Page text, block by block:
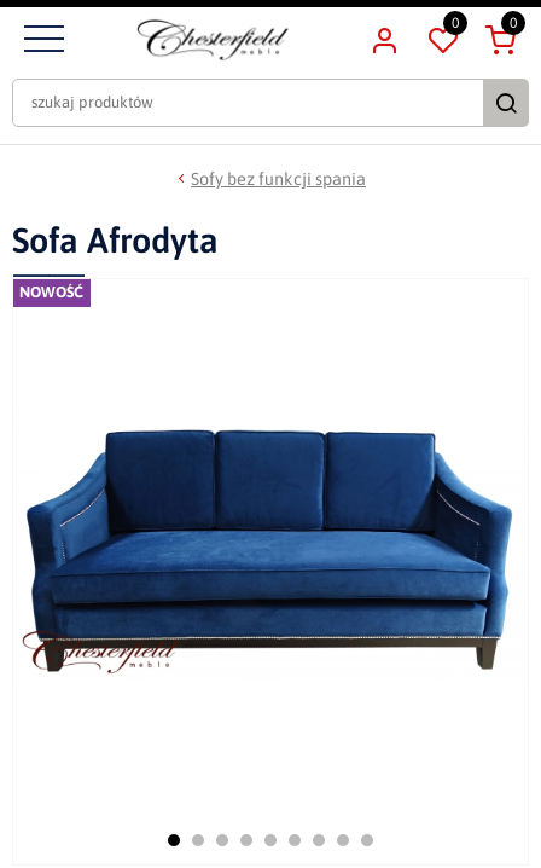
0 0
Sofy bez funkcji spania
NOWOŚĆ
Sofa Afrodyta